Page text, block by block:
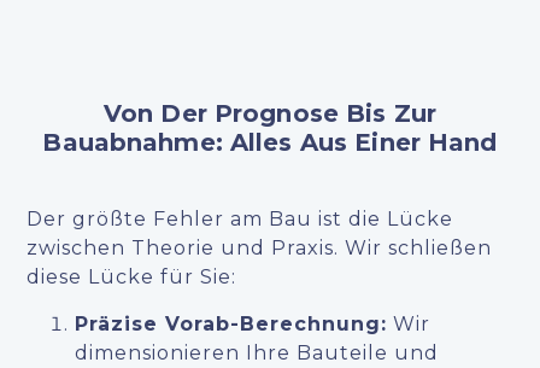
Von Der Prognose Bis Zur
Bauabnahme: Alles Aus Einer Hand
Der größte Fehler am Bau ist die Lücke
zwischen Theorie und Praxis. Wir schließen
diese Lücke für Sie:
Präzise Vorab-Berechnung: Wir
dimensionieren Ihre Bauteile und